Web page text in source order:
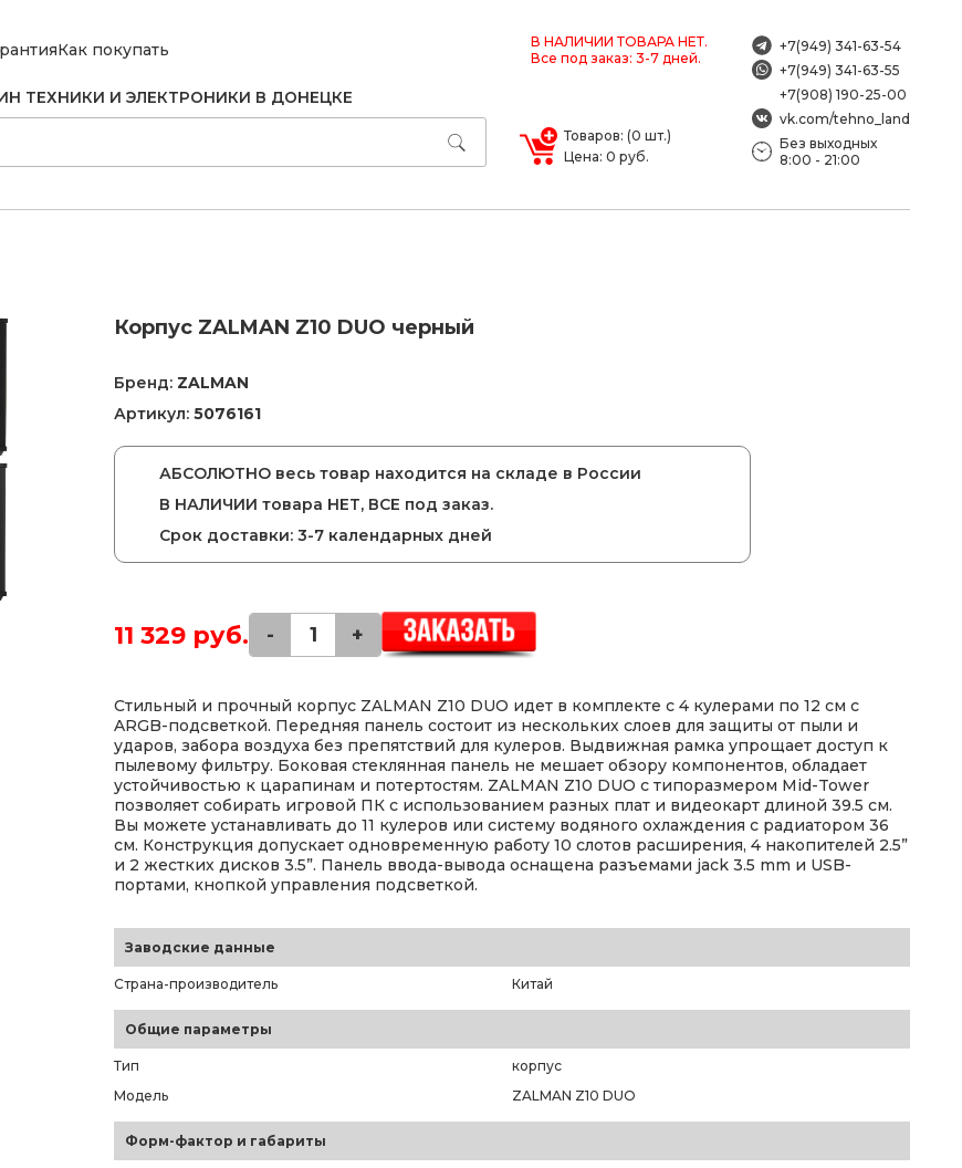
Как покупать
В НАЛИЧИИ ТОВАРА НЕТ.
Все под заказ: 3-7 дней.
ТЕХНИКИ И ЭЛЕКТРОНИКИ В ДОНЕЦКЕ
Товаров: (0 шт.)
Цена: 0 руб.
+7(949) 341-63-54
+7(949) 341-63-55
+7(908) 190-25-00
vk.com/tehno_land
Без выходных
8:00 - 21:00
Корпус ZALMAN Z10 DUO черный
Бренд: ZALMAN
Артикул: 5076161
АБСОЛЮТНО весь товар находится на складе в России
В НАЛИЧИИ товара НЕТ, ВСЕ под заказ.
Срок доставки: 3-7 календарных дней
11 329 руб. - +
Стильный и прочный корпус ZALMAN Z10 DUO идет в комплекте с 4 кулерами по 12 см с
ARGB-подсветкой. Передняя панель состоит из нескольких слоев для защиты от пыли и
ударов, забора воздуха без препятствий для кулеров. Выдвижная рамка упрощает доступ к
пылевому фильтру. Боковая стеклянная панель не мешает обзору компонентов, обладает
устойчивостью к царапинам и потертостям. ZALMAN Z10 DUO с типоразмером Mid-Tower
позволяет собирать игровой ПК с использованием разных плат и видеокарт длиной 39.5 см.
Вы можете устанавливать до 11 кулеров или систему водяного охлаждения с радиатором 36
см. Конструкция допускает одновременную работу 10 слотов расширения, 4 накопителей 2.5”
и 2 жестких дисков 3.5”. Панель ввода-вывода оснащена разъемами jack 3.5 mm и USB-
портами, кнопкой управления подсветкой.
Заводские данные
Страна-производитель Китай
Общие параметры
Тип
корпус
Модель
ZALMAN Z10 DUO
Форм-фактор и габариты